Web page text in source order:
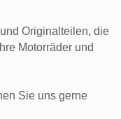
Originalteilen, die
Motorräder und
Sie uns gerne